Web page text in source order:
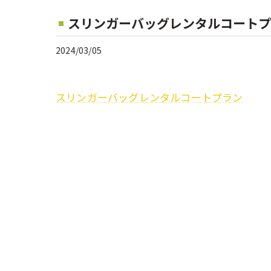
スリンガーバッグレンタルコート
2024/03/05
スリンガーバッグレンタルコートプラン